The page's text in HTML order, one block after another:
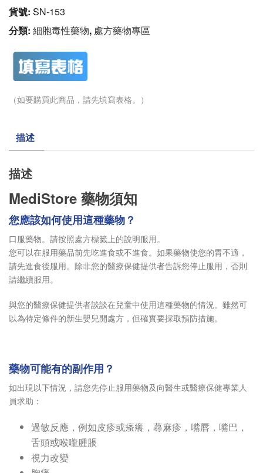
貨號: SN-153
分類: 細胞毒性藥物, 處方藥物專區
（如要購買此商品，請先填寫表格。）
描述
描述
MediStore 藥物須知
您應該如何使用這種藥物？
口服藥物。請按照處方標籤上的說明服用。
您可以在服用藥品前先吃進食或不進食。如果藥物使您的胃不適，
請先進食後服用。除非您的醫療保健提供者告訴您停止服用，否則
請繼續服用。
與您的醫療保健提供者談談在兒童中使用這種藥物的情況。雖然可
以為特定條件的新生嬰兒開處方，但確實要採取預防措施。
藥物可能有的副作用？
如出現以下情況，請您先停止服用藥物及向醫生或醫療保健專業人
員求助：
過敏反應，例如皮疹或瘙癢，蕁麻疹，嘴唇，嘴巴，
舌頭或喉嚨腫脹
視力改變